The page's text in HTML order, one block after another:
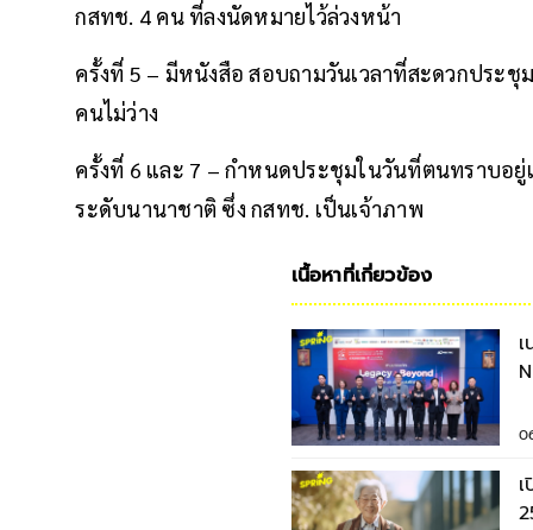
กสทช. 4 คน ที่ลงนัดหมายไว้ล่วงหน้า
ครั้งที่ 5 – มีหนังสือ สอบถามวันเวลาที่สะดวกประ
คนไม่ว่าง
ครั้งที่ 6 และ 7 – กำหนดประชุมในวันที่ตนทราบอ
ระดับนานาชาติ ซึ่ง กสทช. เป็นเจ้าภาพ
เนื้อหาที่เกี่ยวข้อง